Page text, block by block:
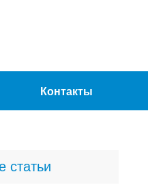
Контакты
статьи